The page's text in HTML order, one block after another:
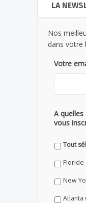
LA
Nos
dans votre
Votre
A
vous
Tout
Floride
New
Atlanta